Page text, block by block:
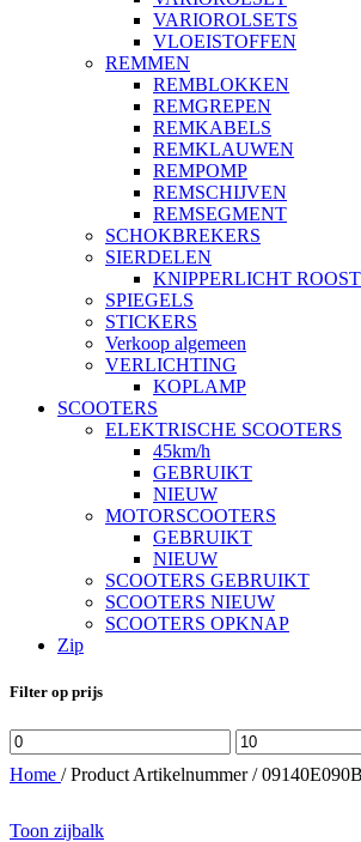
VARIOROLSETS
VLOEISTOFFEN
REMMEN
REMBLOKKEN
REMGREPEN
REMKABELS
REMKLAUWEN
REMPOMP
REMSCHIJVEN
REMSEGMENT
SCHOKBREKERS
SIERDELEN
KNIPPERLICHT
SPIEGELS
STICKERS
Verkoop algemeen
VERLICHTING
KOPLAMP
SCOOTERS
ELEKTRISCHE SCOOTERS
45km/h
GEBRUIKT
NIEUW
MOTORSCOOTERS
GEBRUIKT
NIEUW
SCOOTERS GEBRUIKT
SCOOTERS NIEUW
SCOOTERS OPKNAP
Zip
Filter op prijs
Min.
prijs
Max.
prijs
Home / Product Artikelnummer/
Toon zijbalk